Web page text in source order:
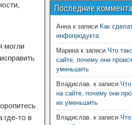
могли
где-то в
Последние
Аннак записи Как
инфопродукта
Маринак записи Что
сайте, почему они
уменьшить
Владислав. к записи
на сайте, почему они
их уменьшить
Владислав. к записи